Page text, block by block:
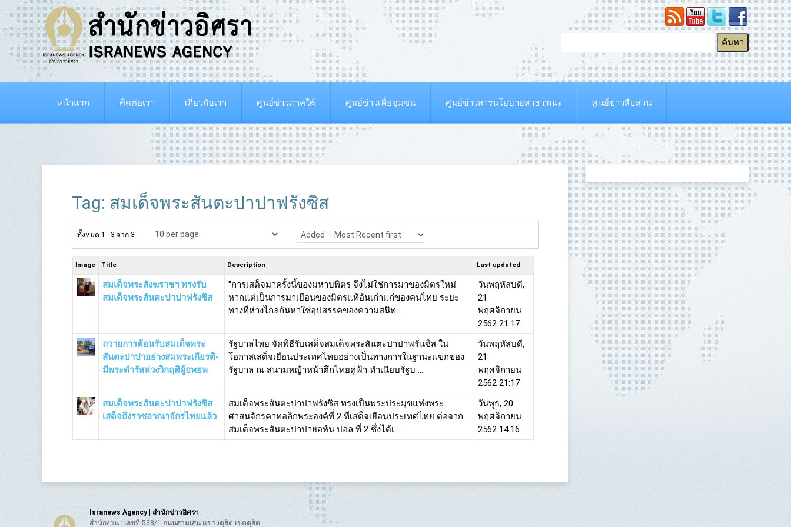
หน้าแรก ติดต่อเรา เกี่ยวกับเรา ศูนย์ข่าวภาคใต้ ศูนย์ข่าวเพื่อชุมชน ศูนย์ข่าวสารนโยบายสาธารณะ ศูนย์ข่าวสืบสวน
Tag: สมเด็จพระสันตะปาปาฟรังซิส
ทั้งหมด 1 - 3 จาก 3
Image Title Description Last updated
สมเด็จพระสังฆราชฯ ทรงรับ
สมเด็จพระสันตะปาปาฟรังซิส
"การเสด็จมาครั้งนี้ของมหาบพิตร จึงไม่ใช่การมาของมิตรใหม่
หากแต่เป็นการมาเยือนของมิตรแท้อันเก่าแก่ของคนไทย ระยะ
ทางที่ห่างไกลกันหาใช่อุปสรรคของความสนิท ...
วันพฤหัสบดี,
21
พฤศจิกายน
2562 21:17
ถวายการต้อนรับสมเด็จพระ
สันตะปาปาอย่างสมพระเกียรติ-
มีพระดำรัสห่วงวิกฤติผู้อพยพ
รัฐบาลไทย จัดพิธีรับเสด็จสมเด็จพระสันตะปาปาฟรันซิส ใน
โอกาสเสด็จเยือนประเทศไทยอย่างเป็นทางการในฐานะแขกของ
รัฐบาล ณ สนามหญ้าหน้าตึกไทยคู่ฟ้า ทำเนียบรัฐบ ...
วันพฤหัสบดี,
21
พฤศจิกายน
2562 21:17
สมเด็จพระสันตะปาปาฟรังซิส
เสด็จถึงราชอาณาจักรไทยแล้ว
สมเด็จพระสันตะปาปาฟรังซิส ทรงเป็นพระประมุขแห่งพระ
ศาสนจักรคาทอลิกพระองค์ที่่ 2 ที่เสด็จเยือนประเทศไทย ต่อจาก
สมเด็จพระสันตะปาปายอห์น ปอล ที่ 2 ซึ่งได้เ ...
วันพุธ, 20
พฤศจิกายน
2562 14:16
Isranews Agency | สำนักข่าวอิศรา
สำนักงาน : เลขที่ 538/1 ถนนสามเสน แขวงดุสิต เขตดุสิต